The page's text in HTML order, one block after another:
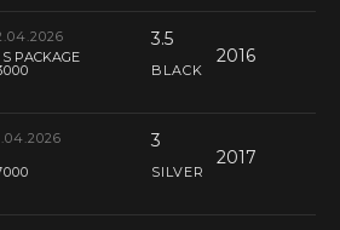
3.5
S PACKAGE 2016
BLACK
3
2017
SILVER